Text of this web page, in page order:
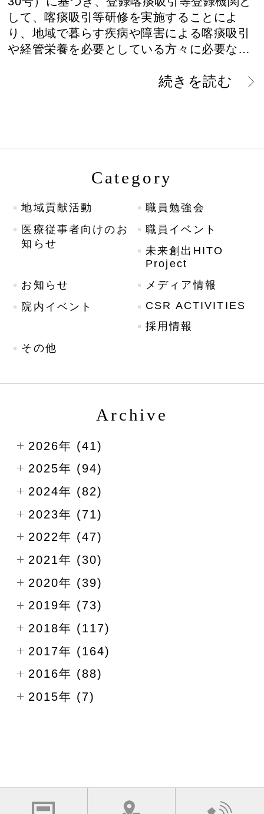
して、喀痰吸引等研修を実施することによ
り、地域で暮らす疾病や障害による喀痰吸引
や経管栄養を必要としている方々に必要な…
続きを読む
Category
地域貢献活動
職員勉強会
医療従事者向けのお
知らせ
職員イベント
未来創出HITO
Project
お知らせ
メディア情報
院内イベント
CSR ACTIVITIES
採用情報
その他
Archive
2026年 (41)
2025年 (94)
2024年 (82)
2023年 (71)
2022年 (47)
2021年 (30)
2020年 (39)
2019年 (73)
2018年 (117)
2017年 (164)
2016年 (88)
2015年 (7)